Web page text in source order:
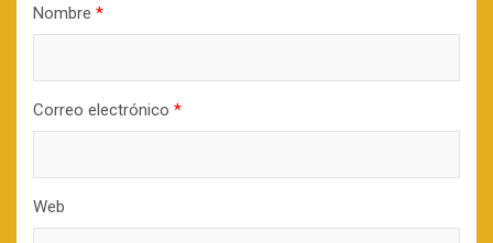
Nombre *
Correo electrónico *
Web